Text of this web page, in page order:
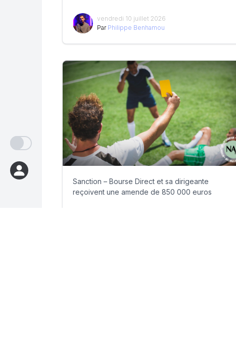
vendredi 10 juillet 2026
Par Philippe Benhamou
Sanction – Bourse Direct et sa dirigeante
reçoivent une amende de 850 000 euros